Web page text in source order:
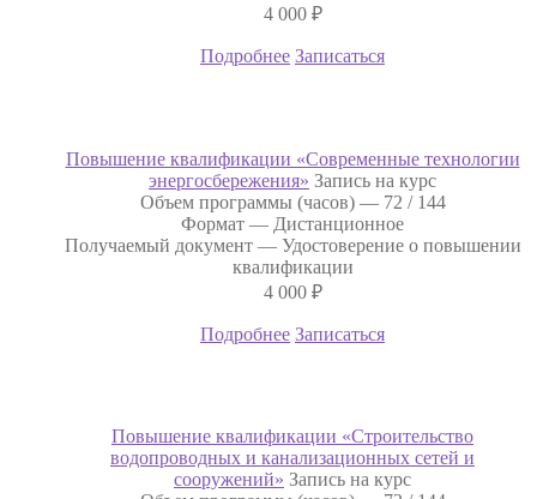
4 000 ₽
Подробнее Записаться
Повышение квалификации «Современные технологии
энергосбережения» Запись на курс
Объем программы (часов) — 72 / 144
Формат — Дистанционное
Получаемый документ — Удостоверение о повышении
квалификации
4 000 ₽
Подробнее Записаться
Повышение квалификации «Строительство
водопроводных и канализационных сетей и
сооружений» Запись на курс